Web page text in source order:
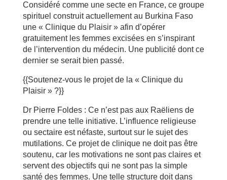
Considéré comme une secte en France, ce groupe
spirituel construit actuellement au Burkina Faso
une « Clinique du Plaisir » afin d’opérer
gratuitement les femmes excisées en s’inspirant
de l’intervention du médecin. Une publicité dont ce
dernier se serait bien passé.
{{Soutenez-vous le projet de la « Clinique du
Plaisir » ?}}
Dr Pierre Foldes : Ce n’est pas aux Raëliens de
prendre une telle initiative. L’influence religieuse
ou sectaire est néfaste, surtout sur le sujet des
mutilations. Ce projet de clinique ne doit pas être
soutenu, car les motivations ne sont pas claires et
servent des objectifs qui ne sont pas la simple
santé des femmes. Une telle structure doit dans